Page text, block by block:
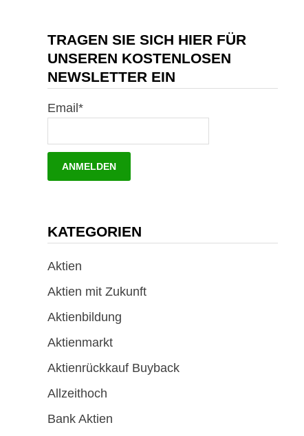
TRAGEN SIE SICH HIER FÜR
UNSEREN KOSTENLOSEN
NEWSLETTER EIN
Email*
KATEGORIEN
Aktien
Aktien mit Zukunft
Aktienbildung
Aktienmarkt
Aktienrückkauf Buyback
Allzeithoch
Bank Aktien